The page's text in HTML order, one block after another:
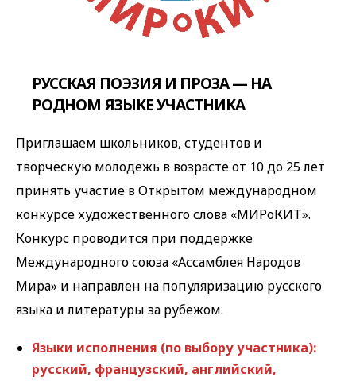
РУССКАЯ ПОЭЗИЯ И ПРОЗА — НА
РОДНОМ ЯЗЫКЕ УЧАСТНИКА
Приглашаем школьников, студентов и
творческую молодежь в возрасте от 10 до 25 лет
принять участие в Открытом международном
конкурсе художественного слова «МИРоКИТ».
Конкурс проводится при поддержке
Международного союза «Ассамблея Народов
Мира» и направлен на популяризацию русского
языка и литературы за рубежом.
Языки исполнения (по выбору участника):
русский, французский, английский,